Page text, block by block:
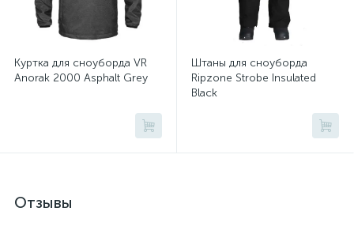
Куртка для сноуборда VR
Anorak 2000 Asphalt Grey
Штаны для сноуборда
Ripzone Strobe Insulated
Black
Отзывы